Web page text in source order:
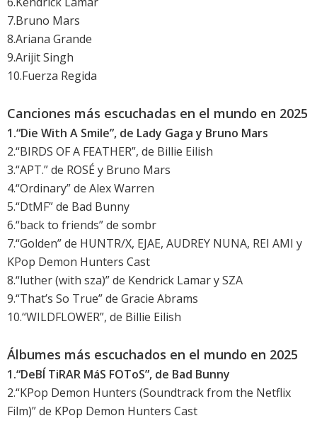
7.Bruno Mars
8.Ariana Grande
9.Arijit Singh
10.Fuerza Regida
Canciones más escuchadas en el mundo en 2025
1.“Die With A Smile”, de Lady Gaga y Bruno Mars
2.“BIRDS OF A FEATHER”, de Billie Eilish
3.“APT.” de ROSÉ y Bruno Mars
4.“Ordinary” de Alex Warren
5.“DtMF” de Bad Bunny
6.“back to friends” de sombr
7.“Golden” de HUNTR/X, EJAE, AUDREY NUNA, REI AMI y
KPop Demon Hunters Cast
8.“luther (with sza)” de Kendrick Lamar y SZA
9.“That’s So True” de Gracie Abrams
10.“WILDFLOWER”, de Billie Eilish
Álbumes más escuchados en el mundo en 2025
1.“DeBÍ TiRAR MáS FOToS”, de Bad Bunny
2.“KPop Demon Hunters (Soundtrack from the Netflix
Film)” de KPop Demon Hunters Cast